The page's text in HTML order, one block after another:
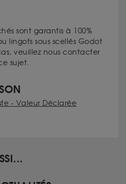
sont garantis à 100%
lingots sous scellés Godot
veuillez nous contacter
sujet.
- Valeur Déclarée